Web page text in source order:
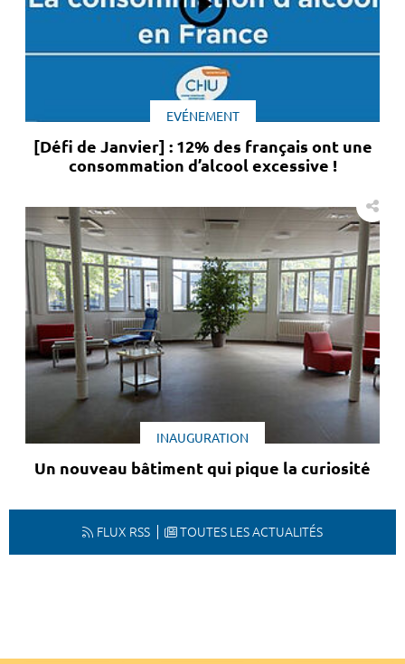
EVÉNEMENT
[Défi de Janvier] : 12% des français ont une
consommation d’alcool excessive !
INAUGURATION
Un nouveau bâtiment qui pique la curiosité
FLUX RSS TOUTES LES ACTUALITÉS